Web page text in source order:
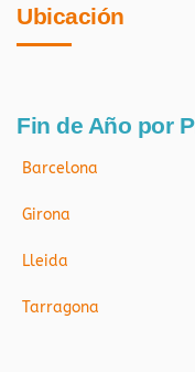
Ubicación
Fin de Año por
Barcelona
Girona
Lleida
Tarragona